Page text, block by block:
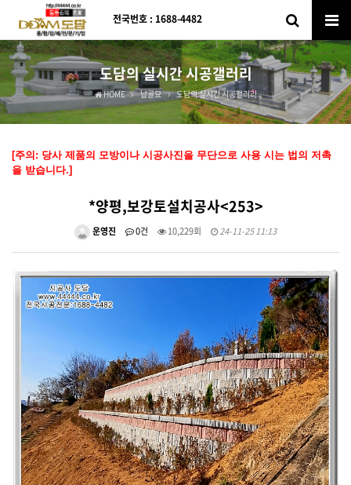
전국번호 : 1688-4482
도담의 실시간 시공갤러리
HOME 납골묘 도담의 실시간 시공갤러리
[주의: 당사 제품의 모방이나 시공사진을 무단으로 사용 시는 법의 저촉
을 받습니다.]
*양평,보강토설치공사<253>
운영진 0건 10,229회 24-11-25 11:13